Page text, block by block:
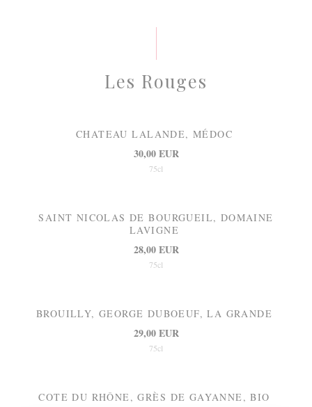
Les Rouges
CHATEAU LALANDE, MÉDOC
30,00 EUR
75cl
SAINT NICOLAS DE BOURGUEIL, DOMAINE
LAVIGNE
28,00 EUR
75cl
BROUILLY, GEORGE DUBOEUF, LA GRANDE
29,00 EUR
75cl
COTE DU RHÔNE, GRÈS DE GAYANNE, BIO